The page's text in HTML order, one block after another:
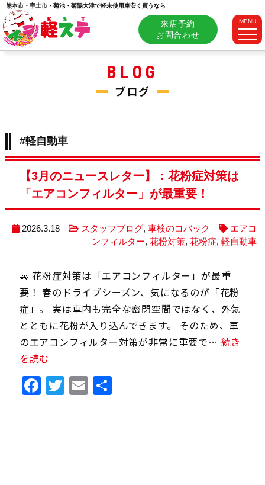
熊本市・宇土市・菊池・菊陽大津で軽未使用車安く買うなら
来店予約
お問合わせ
MENU
BLOG
ブログ
#軽自動車
【3月のニュースレター】：花粉症対策は
「エアコンフィルター」が最重要！
2026.3.18 スタッフブログ,車検のコバック
エアコ
ンフィルター,花粉対策,花粉症,軽自動車
🚗 花粉症対策は「エアコンフィルター」が最重
要！ 春のドライブシーズン、気になるのが「花粉
症」。 実は車内も完全な密閉空間ではなく、外気
とともに花粉が入り込んできます。 そのため、車
のエアコンフィルター対策が非常に重要で… 続き
を読む
Facebook
TwitterEmail